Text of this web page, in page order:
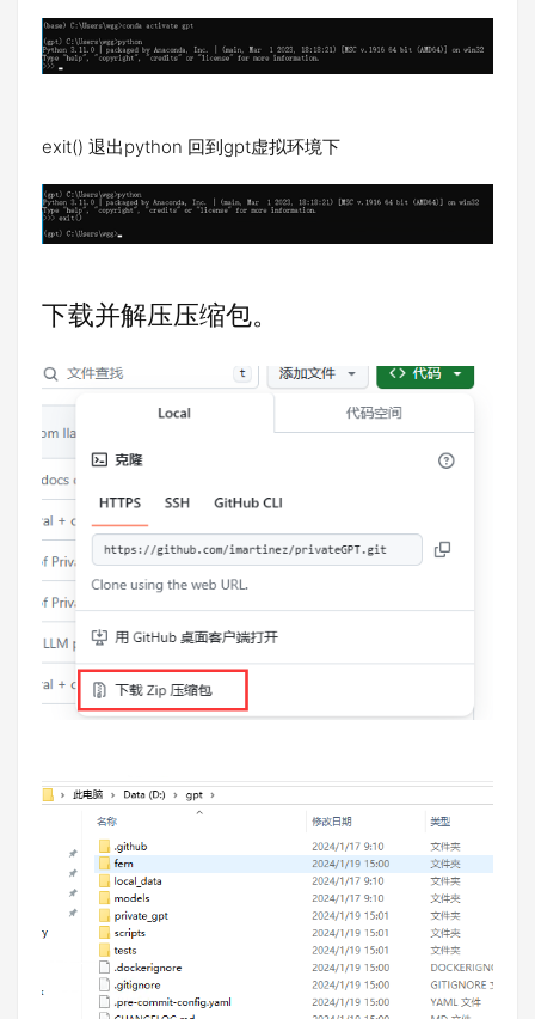
exit() 退出python 回到gpt虚拟环境下
下载并解压压缩包。